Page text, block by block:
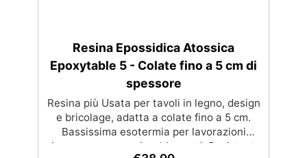
Resina Epossidica Atossica
Epoxytable 5 - Colate fino a 5 cm di
spessore
Resina più Usata per tavoli in legno, design
e bricolage, adatta a colate fino a 5 cm.
Bassissima esotermia per lavorazioni
sicure e senza surriscaldamenti. Resistente